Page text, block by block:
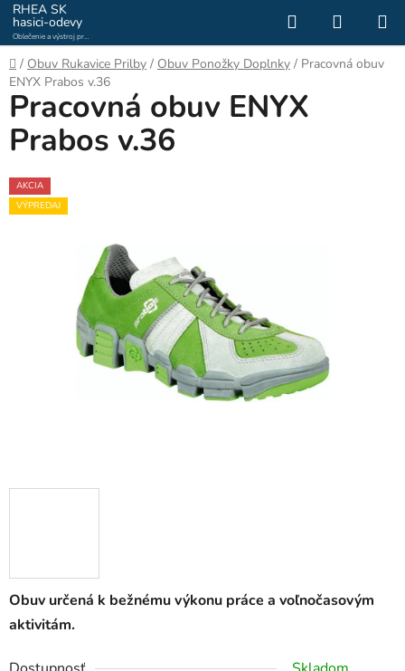
Prejsť
na
obsah
RHEA SK
hasici-odevy
Oblečenie a výstroj pre
hasičov a záchranárov
Hľadať
KOŠÍK
Domov
/ Obuv Rukavice Prilby / Obuv Ponožky Doplnky / Pracovná obuv
ENYX Prabos v.36
Obuv určená k bežnému výkonu práce a voľnočasovým
aktivitám.
Pracovná obuv ENYX
Prabos v.36
AKCIA
VÝPREDAJ